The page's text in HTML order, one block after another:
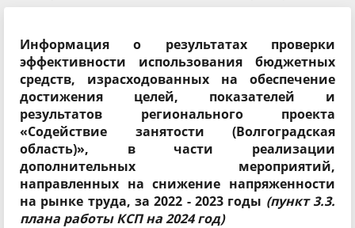
Информация о результатах проверки
эффективности использования бюджетных
средств, израсходованных на обеспечение
достижения целей, показателей и
результатов регионального проекта
«Содействие занятости (Волгоградская
область)», в части реализации
дополнительных мероприятий,
направленных на снижение напряженности
на рынке труда, за 2022 - 2023 годы (пункт 3.3.
плана работы КСП на 2024 год)